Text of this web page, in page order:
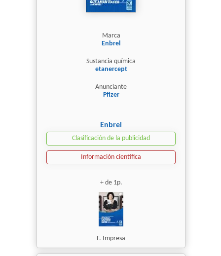
Marca
Enbrel
Sustancia química
etanercept
Anunciante
Pfizer
Enbrel
Clasificación de la publicidad
Información científica
+ de 1p.
F. Impresa